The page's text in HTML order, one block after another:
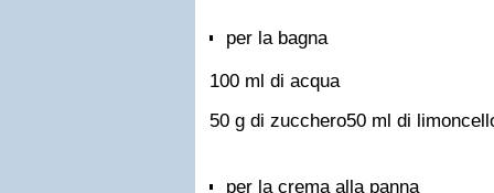
per la bagna
100 ml di acqua
50 g di zucchero50 ml di
per la crema alla panna